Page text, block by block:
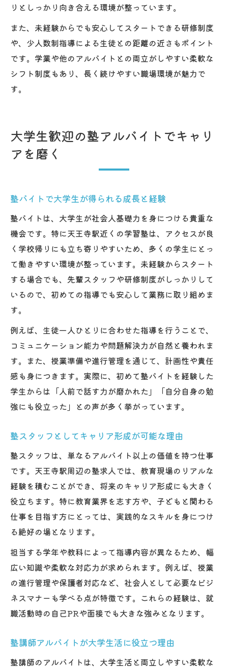
りとしっかり向き合える環境が整っています。
また、未経験からでも安心してスタートできる研修制度
や、少人数制指導による生徒との距離の近さもポイント
です。学業や他のアルバイトとの両立がしやすい柔軟な
シフト制度もあり、長く続けやすい職場環境が魅力で
す。
大学生歓迎の塾アルバイトでキャリ
アを磨く
塾バイトで大学生が得られる成長と経験
塾バイトは、大学生が社会人基礎力を身につける貴重な
機会です。特に天王寺駅近くの学習塾は、アクセスが良
く学校帰りにも立ち寄りやすいため、多くの学生にとっ
て働きやすい環境が整っています。未経験からスタート
する場合でも、先輩スタッフや研修制度がしっかりして
いるので、初めての指導でも安心して業務に取り組めま
す。
例えば、生徒一人ひとりに合わせた指導を行うことで、
コミュニケーション能力や問題解決力が自然と養われま
す。また、授業準備や進行管理を通じて、計画性や責任
感も身につきます。実際に、初めて塾バイトを経験した
学生からは「人前で話す力が磨かれた」「自分自身の勉
強にも役立った」との声が多く挙がっています。
塾スタッフとしてキャリア形成が可能な理由
塾スタッフは、単なるアルバイト以上の価値を持つ仕事
です。天王寺駅周辺の塾求人では、教育現場のリアルな
経験を積むことができ、将来のキャリア形成にも大きく
役立ちます。特に教育業界を志す方や、子どもと関わる
仕事を目指す方にとっては、実践的なスキルを身につけ
る絶好の場となります。
担当する学年や教科によって指導内容が異なるため、幅
広い知識や柔軟な対応力が求められます。例えば、授業
の進行管理や保護者対応など、社会人として必要なビジ
ネスマナーも学べる点が特徴です。これらの経験は、就
職活動時の自己PRや面接でも大きな強みとなります。
塾講師アルバイトが大学生活に役立つ理由
塾講師のアルバイトは、大学生活と両立しやすい柔軟な